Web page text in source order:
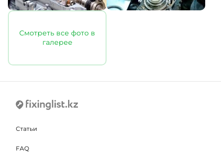
Смотреть все фото в
галерее
Статьи
FAQ